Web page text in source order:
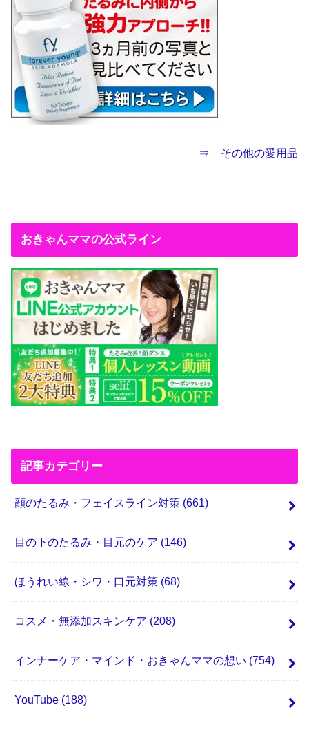
⇒ その他の愛用品
おきゃんママの公式ライン
記事カテゴリー
顔のたるみ・フェイスライン対策 (661)
目の下のたるみ・目元のケア (146)
ほうれい線・シワ・口元対策 (68)
コスメ・無添加スキンケア (208)
インナーケア・マインド・おきゃんママの想い (754)
YouTube (188)